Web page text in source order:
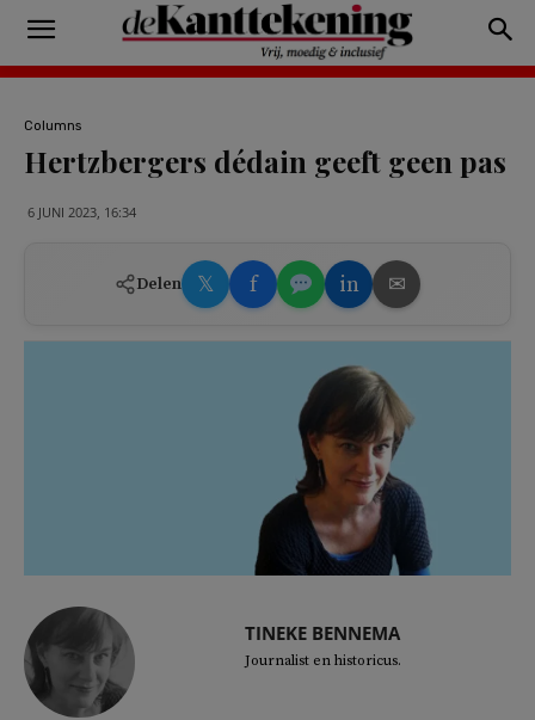
Columns
Hertzbergers dédain geeft geen pas
6 JUNI 2023, 16:34
Delen 𝕏 f in ✉
TINEKE BENNEMA
Journalist en historicus.